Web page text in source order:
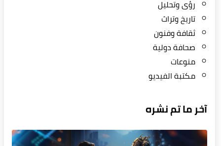
رؤى وتحليل
تاريخ وتراث
ثقافة وفنون
صحافة دولية
منوعات
مكتبة الفيديو
آخر ما تم نشره